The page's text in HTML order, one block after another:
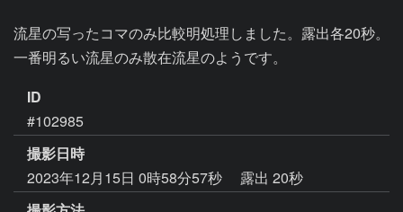
流星の写ったコマのみ比較明処理しました。露出各20秒。
一番明るい流星のみ散在流星のようです。
ID
#102985
撮影日時
2023年12月15日 0時58分57秒
露出 20秒